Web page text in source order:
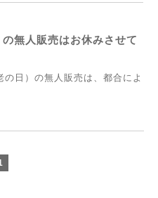
無人販売はお休みさせて
日）の無人販売は、都合によ